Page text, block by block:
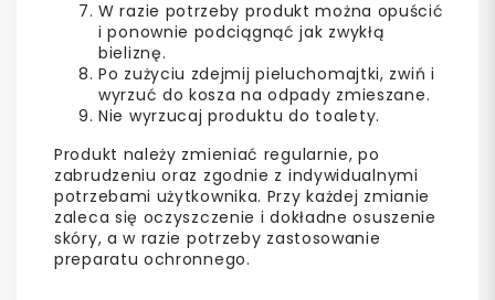
W razie potrzeby produkt można opuścić
i ponownie podciągnąć jak zwykłą
bieliznę.
Po zużyciu zdejmij pieluchomajtki, zwiń i
wyrzuć do kosza na odpady zmieszane.
Nie wyrzucaj produktu do toalety.
Produkt należy zmieniać regularnie, po
zabrudzeniu oraz zgodnie z indywidualnymi
potrzebami użytkownika. Przy każdej zmianie
zaleca się oczyszczenie i dokładne osuszenie
skóry, a w razie potrzeby zastosowanie
preparatu ochronnego.